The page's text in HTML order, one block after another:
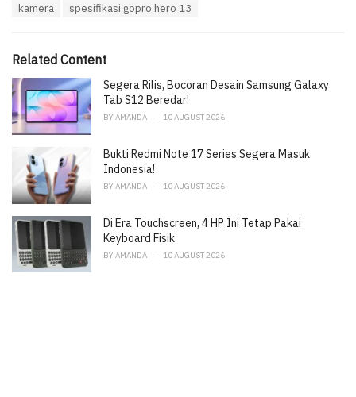
i
s
:
kamera
spesifikasi gopro hero 13
Related Content
Segera Rilis, Bocoran Desain Samsung Galaxy
Tab S12 Beredar!
BY AMANDA 10 AUGUST 2026
Bukti Redmi Note 17 Series Segera Masuk
Indonesia!
BY AMANDA 10 AUGUST 2026
Di Era Touchscreen, 4 HP Ini Tetap Pakai
Keyboard Fisik
BY AMANDA 10 AUGUST 2026